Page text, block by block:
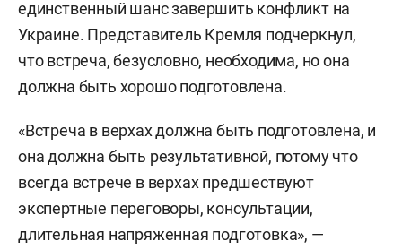
единственный шанс завершить конфликт на
Украине. Представитель Кремля подчеркнул,
что встреча, безусловно, необходима, но она
должна быть хорошо подготовлена.
«Встреча в верхах должна быть подготовлена, и
она должна быть результативной, потому что
всегда встрече в верхах предшествуют
экспертные переговоры, консультации,
длительная напряженная подготовка», —